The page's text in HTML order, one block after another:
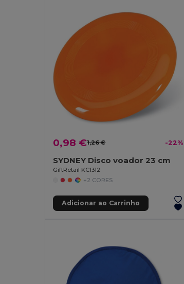
0,98 €1,26 € -22%
SYDNEY Disco voador 23 cm
GiftRetail KC1312
+2 CORES
Adicionar ao Carrinho